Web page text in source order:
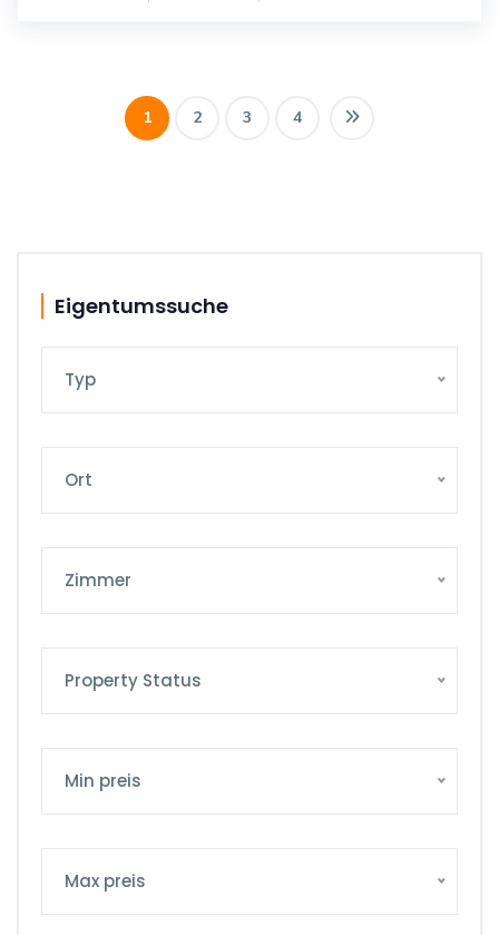
1 2 3 4
Eigentumssuche
Typ
Ort
Zimmer
Property Status
Min preis
Max preis